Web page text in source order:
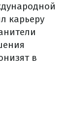
карьеру
в